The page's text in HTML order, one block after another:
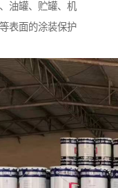
油罐、贮罐、机
表面的涂装保护